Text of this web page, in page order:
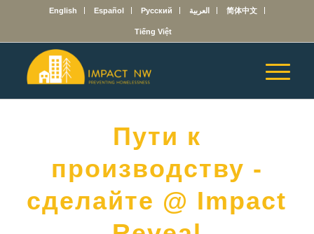
English Español Русский العربية 简体中文
Tiếng Việt
Пути к
производству -
сделайте @ Impact